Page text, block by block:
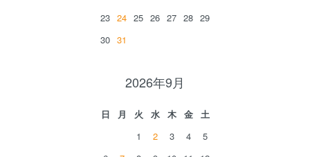
23 24 25 26 27 28 29
30 31
2026年9月
日 月 火 水 木 金
土
1
2 3 4
5